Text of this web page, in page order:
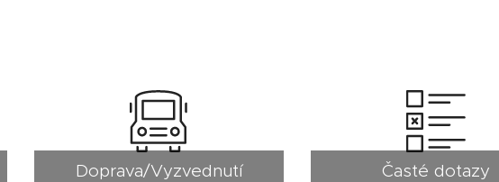
Doprava/Vyzvednutí Časté dotazy